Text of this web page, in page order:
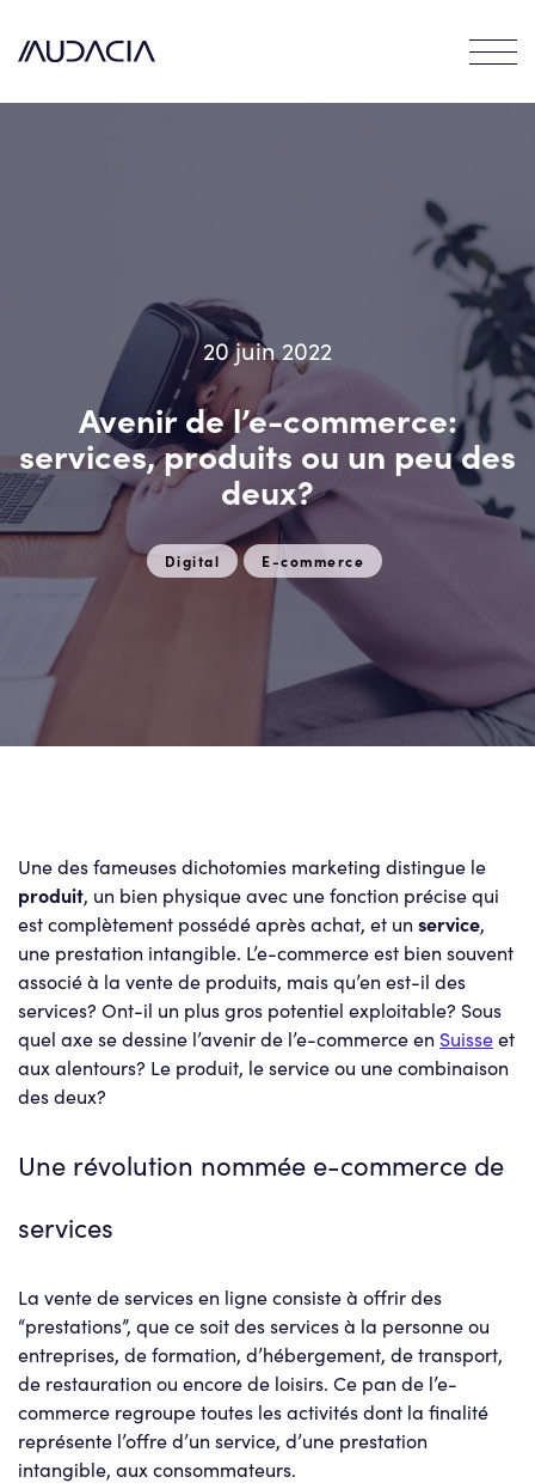
20 juin 2022
Avenir de l’e-commerce:
services, produits ou un peu des
deux?
Digital E-commerce
Une des fameuses dichotomies marketing distingue le
produit, un bien physique avec une fonction précise qui
est complètement possédé après achat, et un service,
une prestation intangible. L’e-commerce est bien souvent
associé à la vente de produits, mais qu’en est-il des
services? Ont-il un plus gros potentiel exploitable? Sous
quel axe se dessine l’avenir de l’e-commerce en Suisseet
aux alentours? Le produit, le service ou une combinaison
des deux?
Une révolution nommée e-commerce de
services
La vente de services en ligne consiste à offrir des
“prestations”, que ce soit des services à la personne ou
entreprises, de formation, d’hébergement, de transport,
de restauration ou encore de loisirs. Ce pan de l’e-
commerce regroupe toutes les activités dont la finalité
représente l’offre d’un service, d’une prestation
intangible, aux consommateurs.